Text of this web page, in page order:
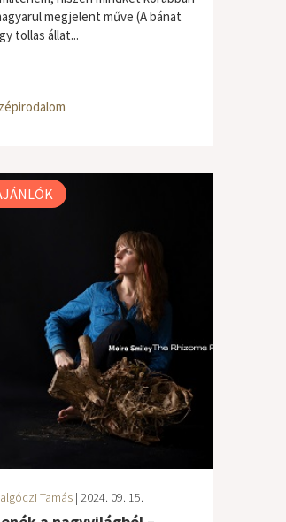
megjelent műve (A bánat
tollas állat...
Tamás| 2024. 09. 15.